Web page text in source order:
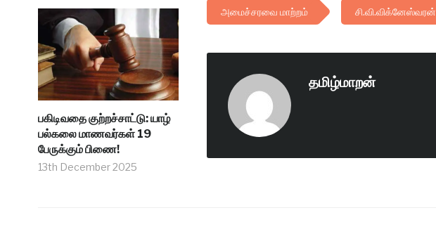
பகிடிவதை குற்றச்சாட்டு: யாழ்
பல்கலை மாணவர்கள் 19
பேருக்கும் பிணை!
13th December 2025
அமைச்சரவை மாற்றம் சி.வி.விக்னேஸ்வரன்
தமிழ்மாறன்